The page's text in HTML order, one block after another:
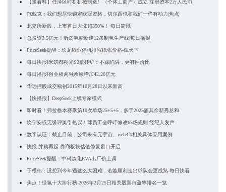
【速看料】任泽区时机机械制造厂（个体工商户）成立 注册资本2万人民币
范戴克：我们想尽快锁定欧冠资格，切尔西也和我们一样有动力|焦点
北交所新股，上市首日大涨超350%！ 每日简讯
总投资3.5亿元！昕岛氢能新建12条制氢生产线|每日播报
PriceSeek提醒：玖龙纸业停机推涨纸张价格-观天下
每日快报!米筑都朔光S2壁挂炉：不踩陷阱，更有性价比
每日播报!创业板两融余额增加42.20亿元
华远控股成交额创2015年10月28日以来新高
【快播报】DeepSeek上线专家模式
即时看！弗拉格本赛季第10次单场25+5+5，多于2025届其余新秀总和
坎宁安或无缘评奖引热议！球员工会呼吁修改65场规则 经纪人发声
数字认证：截止目前，公司未有元宇宙、web3.0相关具体应用案例
快报:并购再起 券商板块估值修复窗口开启
PriceSeek提醒：中科炼化EVA出厂价上调
于根伟：没想到今年遇这么大困难，若能顺利走出球队会更成熟-每日快看
焦点！绿氢十大排行榜-2026年2月25日相关股票市盈率排名一览